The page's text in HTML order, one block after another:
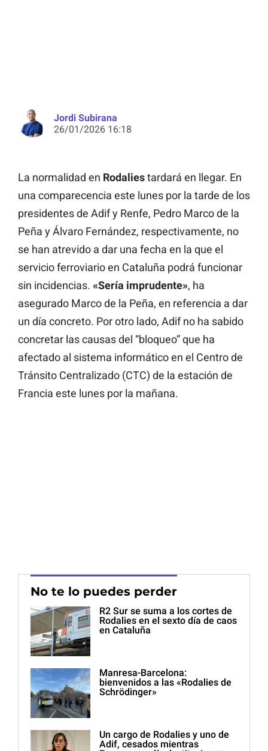
Jordi Subirana
26/01/2026 16:18
La normalidad en Rodaliestardará en llegar. En
una comparecencia este lunes por la tarde de los
presidentes de Adif y Renfe, Pedro Marco de la
Peña y Álvaro Fernández, respectivamente, no
se han atrevido a dar una fecha en la que el
servicio ferroviario en Cataluña podrá funcionar
sin incidencias. «Sería imprudente», ha
asegurado Marco de la Peña, en referencia a dar
un día concreto. Por otro lado, Adif no ha sabido
concretar las causas del “bloqueo” que ha
afectado al sistema informático en el Centro de
Tránsito Centralizado (CTC) de la estación de
Francia este lunes por la mañana.
No te lo puedes perder
R2 Sur se suma a los cortes de
Rodalies en el sexto día de caos
en Cataluña
Manresa-Barcelona:
bienvenidos a las «Rodalies de
Schrödinger»
Un cargo de Rodalies y uno de
Adif, cesados mientras